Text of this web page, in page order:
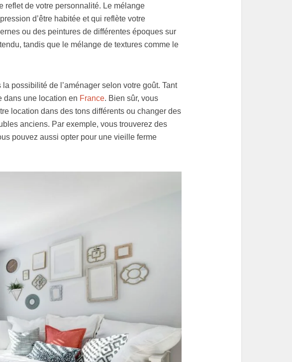
reflet de votre personnalité. Le mélange
d’être habitée et qui reflète votre
ou des peintures de différentes époques sur
tandis que le mélange de textures comme le
possibilité de l’aménager selon votre goût. Tant
dans une location en France. Bien sûr, vous
location dans des tons différents ou changer des
anciens. Par exemple, vous trouverez des
pouvez aussi opter pour une vieille ferme